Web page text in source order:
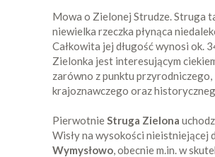
Mowa o Zielonej Strudze. Struga
niewielka rzeczka płynąca
Całkowita jej długość wynosi ok.
Zielonka jest interesującym
zarówno z punktu przyrodniczego,
krajoznawczego oraz
Pierwotnie Struga Zielona
Wisły na wysokości nieistniejącej
Wymysłowo , obecnie m.in. w